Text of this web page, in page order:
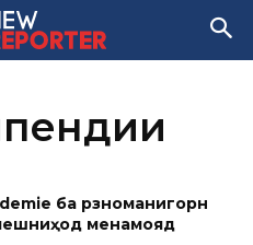
ба рӯзноманигорн
менамояд